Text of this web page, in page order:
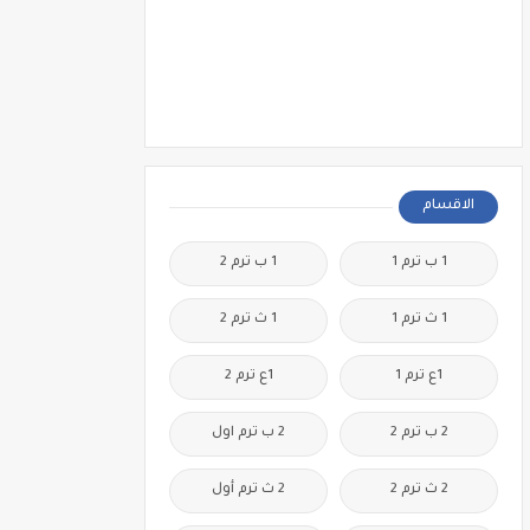
الاقسام
1 ب ترم 1 1 ب ترم 2
1 ث ترم 1 1 ث ترم 2
1ع ترم 1 1ع ترم 2
2 ب ترم 2 2 ب ترم اول
2 ث ترم 2 2 ث ترم أول